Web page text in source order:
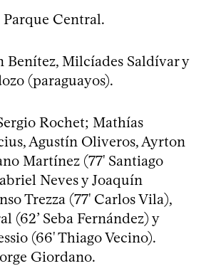
Parque Central.
Benítez, Milcíades Saldívar y
(paraguayos).
Rochet; Mathías
Agustín Oliveros, Ayrton
Martínez (77' Santiago
Neves y Joaquín
Trezza (77' Carlos Vila),
(62’ Seba Fernández) y
(66' Thiago Vecino).
Giordano.